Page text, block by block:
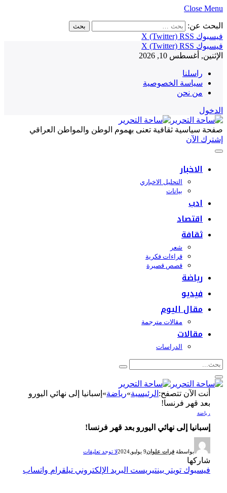
Close Menu
البحث عن:
فيسبوك
X (Twitter) RSS
فيسبوك
X (Twitter) RSS
الإثنين, أغسطس 10, 2026
راسلنا
سياسة الخصوصية
من نحن
الدخول
صفحة سياسية ثقافية تعنى بهموم الوطن والمواطن العراقي
إشترك الآن
الاخبار
التحليل الاخباري
بيانات
ادب
اقتصاد
ثقافة
شعر
قراءات فكرية
قصص قصيرة
رياضة
فيديو
مقال اليوم
مقالات مترجمة
مقالات
الدراسات
أنت الآن تتصفح:الرئيسية»رياضة»إسبانيا إلى نهائي اليورو
بعد قهر فرنسا!
رياضة
إسبانيا إلى نهائي اليورو بعد قهر فرنسا!
بواسطة فرات علوان 9 يوليو,2024 لا توجد تعليقات
شاركها
فيسبوك تويتر بينتيريست البريد الإلكتروني تيلقرام واتساب